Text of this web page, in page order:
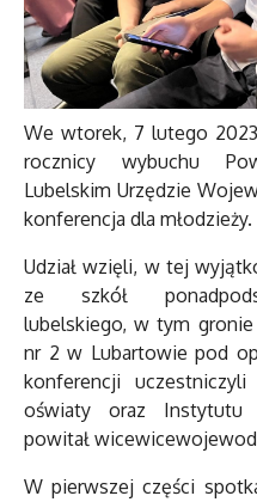
We wtorek, 7 lutego
rocznicy wybuchu
Lubelskim Urzędzie
konferencja dla młodzieży.
Udział wzięli, w tej
ze szkół
lubelskiego, w tym gronie
nr 2 w Lubartowie pod
konferencji uczestniczyli
oświaty oraz Instytutu
powitał
W pierwszej części